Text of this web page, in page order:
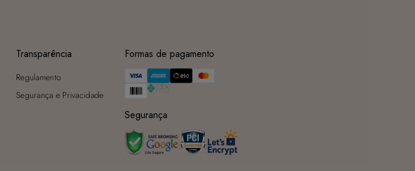
Transparência
Regulamento
Segurança e Privacidade
Formas de pagamento
Segurança